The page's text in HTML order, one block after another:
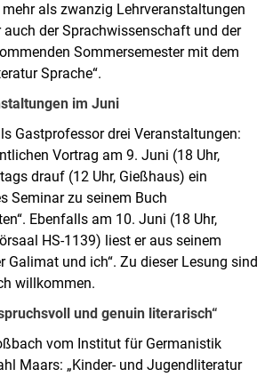
als zwanzig Lehrveranstaltungen
auch der Sprachwissenschaft und der
Sommersemester mit dem
Sprache“.
im Juni
Gastprofessor drei Veranstaltungen:
Vortrag am 9. Juni (18 Uhr,
drauf (12 Uhr, Gießhaus) ein
Seminar zu seinem Buch
Ebenfalls am 10. Juni (18 Uhr,
HS-1139) liest er aus seinem
Galimat und ich“. Zu dieser Lesung sind
willkommen.
und genuin literarisch“
vom Institut für Germanistik
Maars: „Kinder- und Jugendliteratur